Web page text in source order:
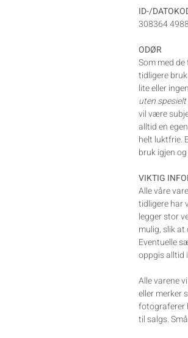
ID-/
308364
ODØR
Som med
tidligere
lite eller
uten
vil være
alltid en
helt luktfrie.
bruk igjen
VIKTIG
Alle våre
tidligere har
legger stor
mulig, slik
Eventuelle
oppgis alltid
Alle varene
eller merker
fotograferer
til salgs.